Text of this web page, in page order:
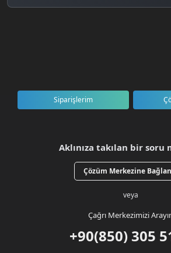
Siparişlerim
Aklınıza takılan bir soru
Çözüm Merkezine
veya
Çağrı Merkezimizi
+90(850) 305